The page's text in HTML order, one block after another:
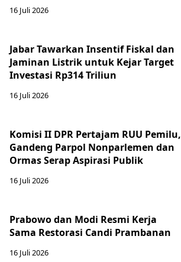
16 Juli 2026
Jabar Tawarkan Insentif Fiskal dan
Jaminan Listrik untuk Kejar Target
Investasi Rp314 Triliun
16 Juli 2026
Komisi II DPR Pertajam RUU Pemilu,
Gandeng Parpol Nonparlemen dan
Ormas Serap Aspirasi Publik
16 Juli 2026
Prabowo dan Modi Resmi Kerja
Sama Restorasi Candi Prambanan
16 Juli 2026